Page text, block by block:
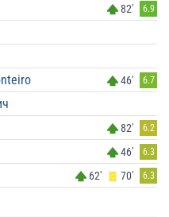
82' 6.9
46' 6.7
82' 6.2
46' 6.3
62' 70' 6.3